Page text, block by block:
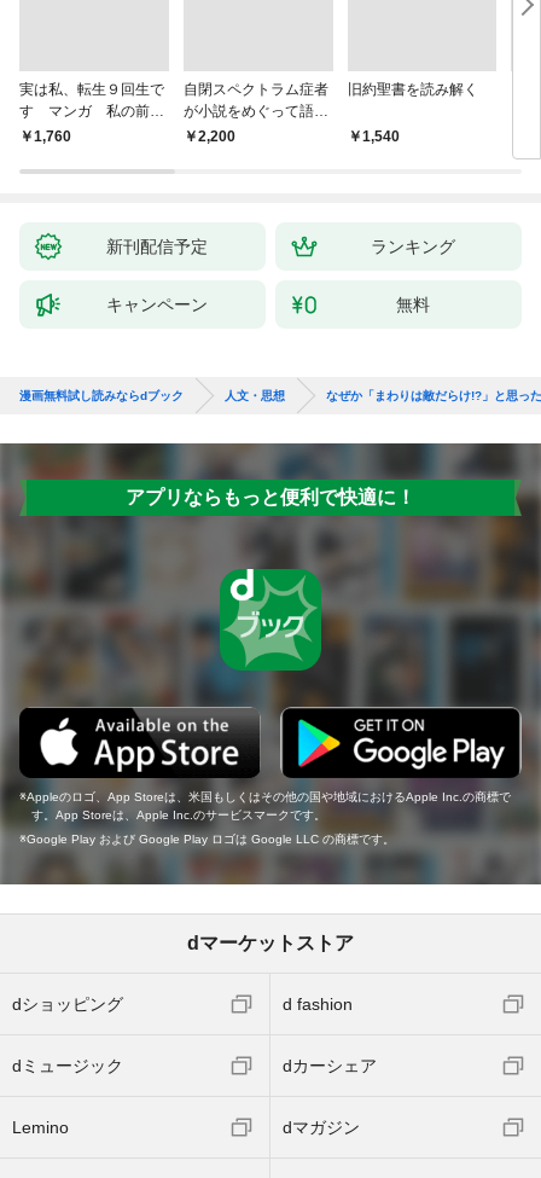
実は私、転生９回生で
す マンガ 私の前世
物語
￥1,760
自閉スペクトラム症者
が小説をめぐって語り
あう
￥2,200
旧約聖書を読み解く
￥1,540
新刊配信予定 ランキング
キャンペーン 無料
漫画無料試し読みならdブック 人文・思想 なぜか「まわりは敵だらけ!?」と思っ
アプリならもっと便利で快適に！
Appleのロゴ、App Storeは、米国もしくはその他の国や地域におけるApple Inc.の商標で
す。App Storeは、Apple Inc.のサービスマークです。
Google Play および Google Play ロゴは Google LLC の商標です。
dマーケットストア
dショッピング d fashion
dミュージック dカーシェア
Lemino dマガジン